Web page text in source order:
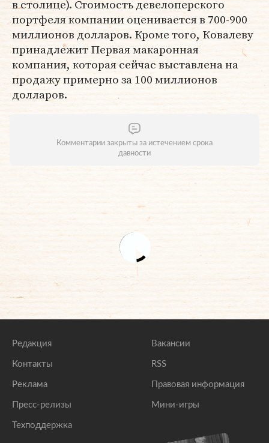
в столице). Стоимость девелоперского
портфеля компании оценивается в 700-900
миллионов долларов. Кроме того, Ковалеву
принадлежит Первая макаронная
компания, которая сейчас выставлена на
продажу примерно за 100 миллионов
долларов.
Комментарии закрыты за истечением срока
давности
Редакция
Контакты
Реклама
Пресс-релизы
Техподдержка
Вакансии
RSS
Правовая информация
Мини-игры